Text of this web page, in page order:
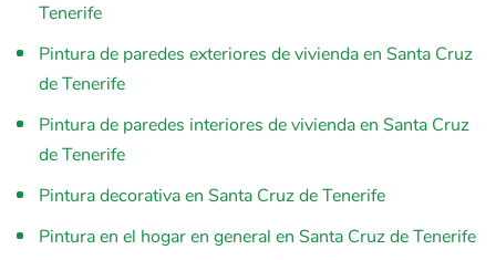
Tenerife
Pintura de paredes exteriores de vivienda en Santa Cruz
de Tenerife
Pintura de paredes interiores de vivienda en Santa Cruz
de Tenerife
Pintura decorativa en Santa Cruz de Tenerife
Pintura en el hogar en general en Santa Cruz de Tenerife